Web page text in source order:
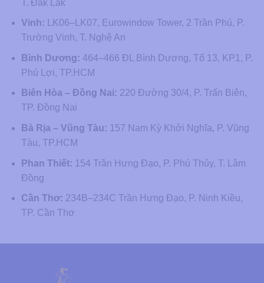
T. Đắk Lắk
Vinh: LK06–LK07, Eurowindow Tower, 2 Trần Phú, P.
Trường Vinh, T. Nghệ An
Bình Dương: 464–466 ĐL Bình Dương, Tổ 13, KP1, P.
Phú Lợi, TP.HCM
Biên Hòa – Đồng Nai: 220 Đường 30/4, P. Trấn Biên,
TP. Đồng Nai
Bà Rịa – Vũng Tàu: 157 Nam Kỳ Khởi Nghĩa, P. Vũng
Tàu, TP.HCM
Phan Thiết: 154 Trần Hưng Đạo, P. Phú Thủy, T. Lâm
Đồng
Cần Thơ: 234B–234C Trần Hưng Đạo, P. Ninh Kiều,
TP. Cần Thơ